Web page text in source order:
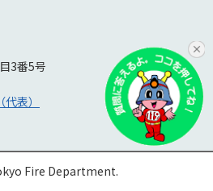
3番5号
表）
Fire Department.